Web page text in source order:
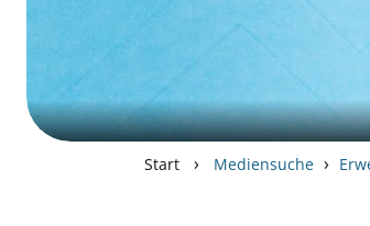
Start › Mediensuche ›